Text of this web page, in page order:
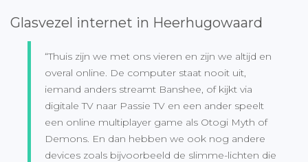
Glasvezel internet in Heerhugowaard
“Thuis zijn we met ons vieren en zijn we altijd en
overal online. De computer staat nooit uit,
iemand anders streamt Banshee, of kijkt via
digitale TV naar Passie TV en een ander speelt
een online multiplayer game als Otogi Myth of
Demons. En dan hebben we ook nog andere
devices zoals bijvoorbeeld de slimme-lichten die